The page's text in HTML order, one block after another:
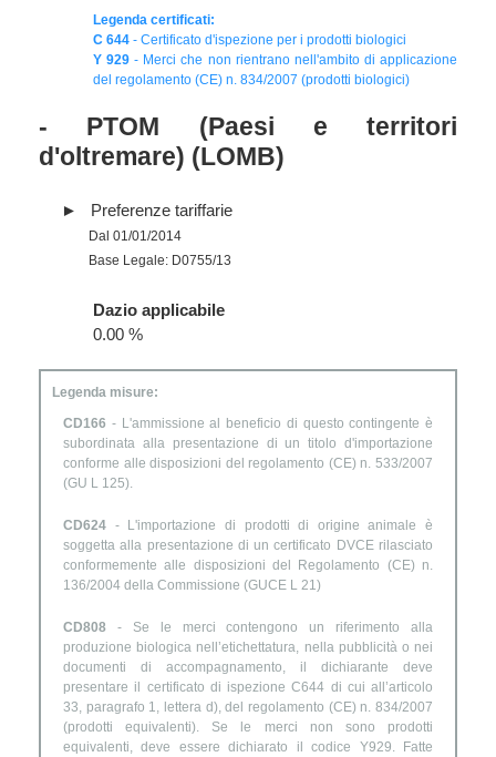
Legenda certificati:
C 644 - Certificato d'ispezione per i prodotti biologici
Y 929 - Merci che non rientrano nell'ambito di applicazione
del regolamento (CE) n. 834/2007 (prodotti biologici)
- PTOM (Paesi e territori
d'oltremare) (LOMB)
Preferenze tariffarie
Dal 01/01/2014
Base Legale: D0755/13
Dazio applicabile
0.00 %
Legenda misure:
CD166 - L'ammissione al beneficio di questo contingente è
subordinata alla presentazione di un titolo d'importazione
conforme alle disposizioni del regolamento (CE) n. 533/2007
(GU L 125).
CD624 - L'importazione di prodotti di origine animale è
soggetta alla presentazione di un certificato DVCE rilasciato
conformemente alle disposizioni del Regolamento (CE) n.
136/2004 della Commissione (GUCE L 21)
CD808 - Se le merci contengono un riferimento alla
produzione biologica nell’etichettatura, nella pubblicità o nei
documenti di accompagnamento, il dichiarante deve
presentare il certificato di ispezione C644 di cui all’articolo
33, paragrafo 1, lettera d), del regolamento (CE) n. 834/2007
(prodotti equivalenti). Se le merci non sono prodotti
equivalenti, deve essere dichiarato il codice Y929. Fatte